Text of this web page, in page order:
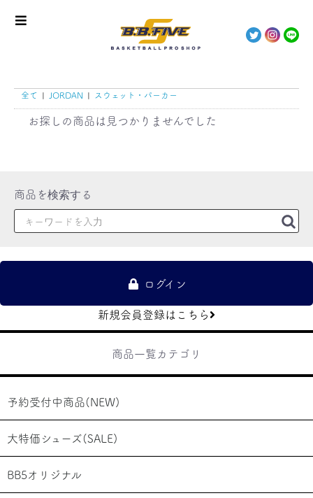
ログイン
新規会員登録はこちら
商品一覧カテゴリ
予約受付中商品(NEW)
大特価シューズ(SALE)
BB5オリジナル
全て | JORDAN | スウェット・パーカー
お探しの商品は見つかりませんでした